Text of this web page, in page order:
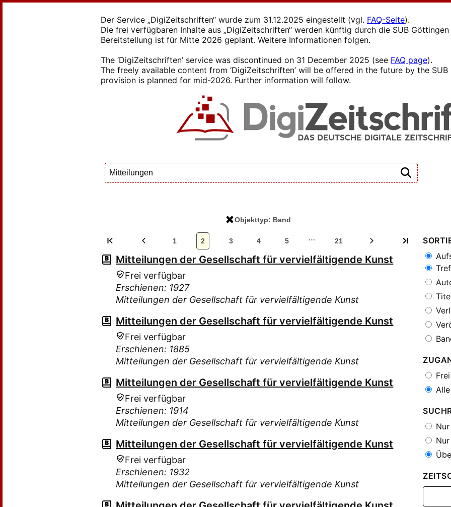
Der Service „DigiZeitschriften“ wurde zum 31.12.2025 eingestellt (vgl. FAQ-Seite).
Die frei verfügbaren Inhalte aus „DigiZeitschriften“ werden künftig durch die SUB
Bereitstellung ist für Mitte 2026 geplant. Weitere Informationen folgen.
The ‘DigiZeitschriften’ service was discontinued on 31 December 2025 (see FAQ page).
The freely available content from ‘DigiZeitschriften’ will be offered in the future by the
provision is planned for mid-2026. Further information will follow.
Objekttyp: Band
1 2 3 4 5 … 21
Mitteilungen der Gesellschaft für vervielfältigende Kunst
Frei verfügbar
Erschienen: 1927
Mitteilungen der Gesellschaft für vervielfältigende Kunst
Mitteilungen der Gesellschaft für vervielfältigende Kunst
Frei verfügbar
Erschienen: 1885
Mitteilungen der Gesellschaft für vervielfältigende Kunst
Mitteilungen der Gesellschaft für vervielfältigende Kunst
Frei verfügbar
Erschienen: 1914
Mitteilungen der Gesellschaft für vervielfältigende Kunst
Mitteilungen der Gesellschaft für vervielfältigende Kunst
Frei verfügbar
Erschienen: 1932
Mitteilungen der Gesellschaft für vervielfältigende Kunst
Alle